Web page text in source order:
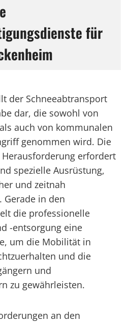
für
der Schneeabtransport
dar, die sowohl von
auch von kommunalen
genommen wird. Die
erfordert
spezielle Ausrüstung,
und zeitnah
in den
die professionelle
-entsorgung eine
um die Mobilität in
und die
und
zu gewährleisten.
an den